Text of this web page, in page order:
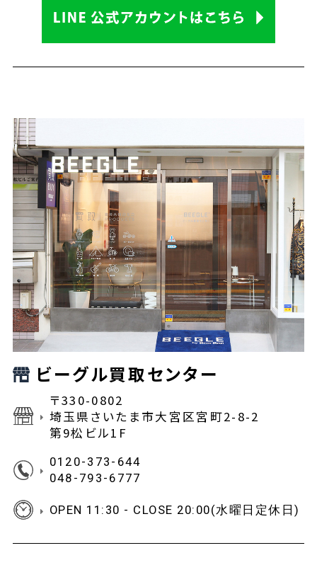
ビーグル買取センター
〒330-0802
埼玉県さいたま市大宮区宮町2-8-2
第9松ビル1F
0120-373-644
048-793-6777
OPEN 11:30 - CLOSE 20:00(水曜日定休日)